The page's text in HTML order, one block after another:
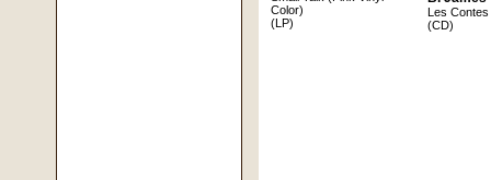
Color)
(LP)
Les
(CD)